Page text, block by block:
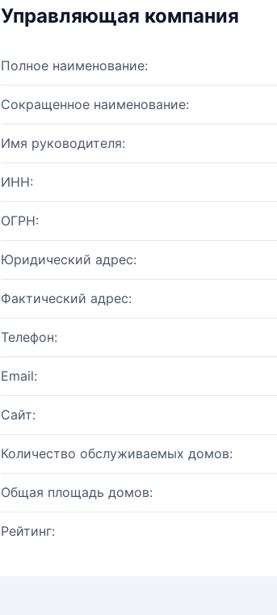
Управляющая компания
Полное наименование:
Сокращенное наименование:
Имя руководителя:
ИНН:
ОГРН:
Юридический адрес:
Фактический адрес:
Телефон:
Email:
Сайт:
Количество обслуживаемых домов:
Общая площадь домов:
Рейтинг: